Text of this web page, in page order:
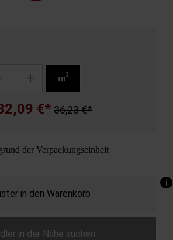
m2
€* 36,23 €*
der Verpackungseinheit
in den Warenkorb
i
in der Nähe suchen